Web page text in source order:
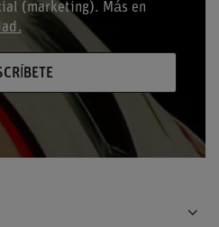
(marketing). Más en